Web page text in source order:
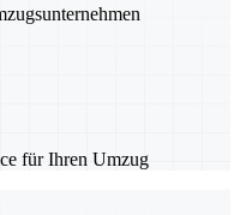
für Ihren Umzug